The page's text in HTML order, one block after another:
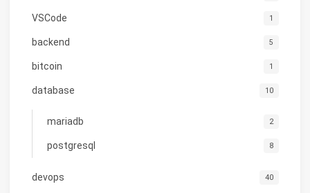
VSCode 1
backend 5
bitcoin 1
database 10
mariadb 2
postgresql 8
devops 40